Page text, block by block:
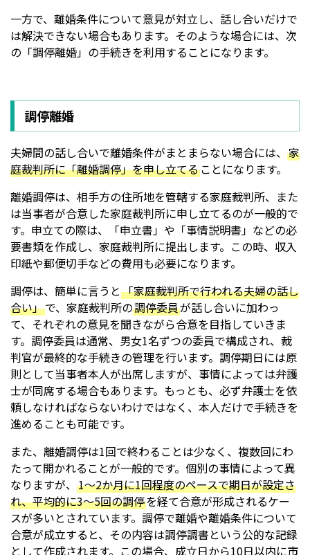
一方で、離婚条件について意見が対立し、話し合いだけで
は解決できない場合もあります。そのような場合には、次
の「調停離婚」の手続きを利用することになります。
調停離婚
夫婦間の話し合いで離婚条件がまとまらない場合には、 家
庭裁判所に「離婚調停」を申し立てることになります。
離婚調停は、相手方の住所地を管轄する家庭裁判所、また
は当事者が合意した家庭裁判所に申し立てるのが一般的で
す。申立ての際は、「申立書」や「事情説明書」などの必
要書類を作成し、家庭裁判所に提出します。この時、収入
印紙や郵便切手などの費用も必要になります。
調停は、簡単に言うと 「家庭裁判所で行われる夫婦の話し
合い」で、家庭裁判所の調停委員が話し合いに加わっ
て、それぞれの意見を聞きながら合意を目指していきま
す。調停委員は通常、男女1名ずつの委員で構成され、裁
判官が最終的な手続きの管理を行います。調停期日には原
則として当事者本人が出席しますが、事情によっては弁護
士が同席する場合もあります。もっとも、必ず弁護士を依
頼しなければならないわけではなく、本人だけで手続きを
進めることも可能です。
また、離婚調停は1回で終わることは少なく、複数回にわ
たって開かれることが一般的です。個別の事情によって異
なりますが、 1〜2か月に1回程度のペースで期日が設定さ
れ、平均的に3～5回の調停を経て合意が形成されるケー
スが多いとされています。調停で離婚や離婚条件について
合意が成立すると、その内容は調停調書という公的な記録
として作成されます。この場合、成立日から10日以内に市